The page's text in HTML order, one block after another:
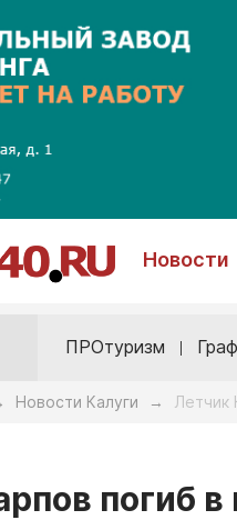
Новости
ПРОтуризм
Новости Калуги → Летчик
погиб